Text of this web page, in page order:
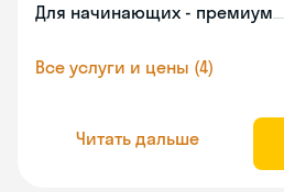
Для начинающих - премиум
Все услуги и цены (4)
Читать дальше